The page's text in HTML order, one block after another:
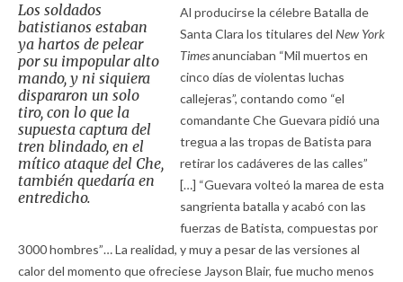
Los soldados
batistianos estaban
ya hartos de pelear
por su impopular alto
mando, y ni siquiera
dispararon un solo
tiro, con lo que la
supuesta captura del
tren blindado, en el
mítico ataque del Che,
también quedaría en
entredicho.
Al producirse la célebre Batalla de
Santa Clara los titulares del New York
Timesanunciaban “Mil muertos en
cinco días de violentas luchas
callejeras”, contando como “el
comandante Che Guevara pidió una
tregua a las tropas de Batista para
retirar los cadáveres de las calles”
[…] “Guevara volteó la marea de esta
sangrienta batalla y acabó con las
fuerzas de Batista, compuestas por
3000 hombres”… La realidad, y muy a pesar de las versiones al
calor del momento que ofreciese Jayson Blair, fue mucho menos